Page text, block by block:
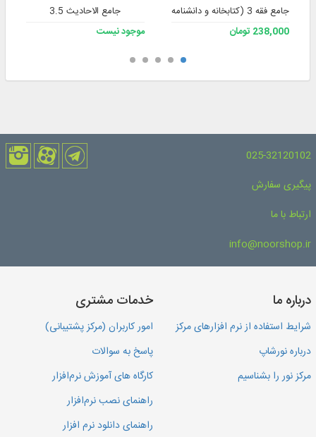
جامع فقه 3 (کتابخانه و دانشنامه تخصصی فقه)
238,000 تومان
جامع الاحادیث 3.5
موجود نیست
025-32120102
پیگیری سفارش
ارتباط با ما
info@noorshop.ir
درباره ما
شرایط استفاده از نرم افزارهای مرکز
درباره نورشاپ
مرکز نور را بشناسیم
خدمات مشتری
امور کاربران (مرکز پشتیبانی)
پاسخ به سوالات
کارگاه های آموزش نرم‌افزار
راهنمای نصب نرم‌افزار
راهنمای دانلود نرم افزار